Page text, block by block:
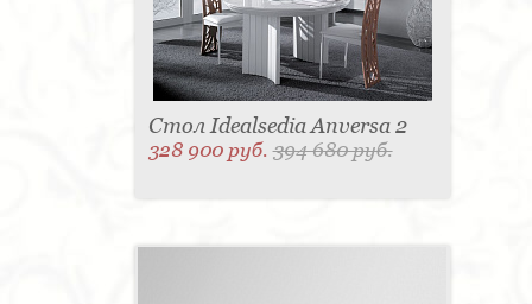
Стол Idealsedia Anversa 2
328 900 руб.394 680 руб.